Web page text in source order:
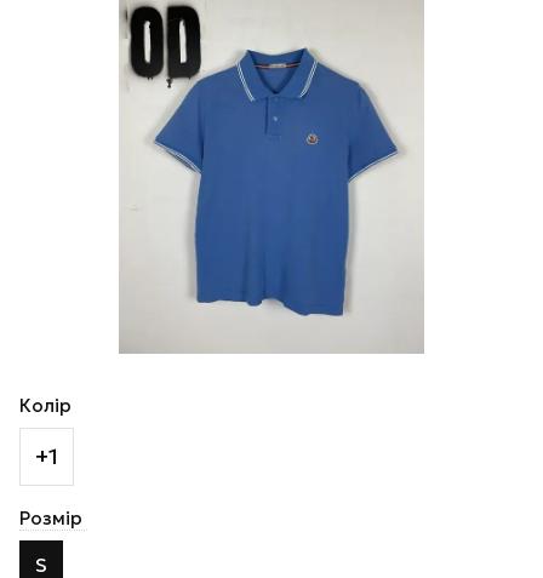
Колір
+1
Розмір
S